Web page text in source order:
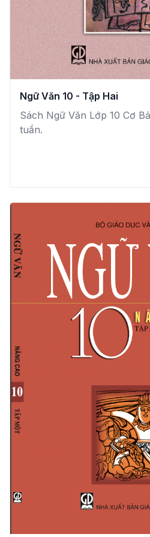
Ngữ Văn 10 - Tập Hai
Sách Ngữ Văn Lớp 10 Cơ
tuần.